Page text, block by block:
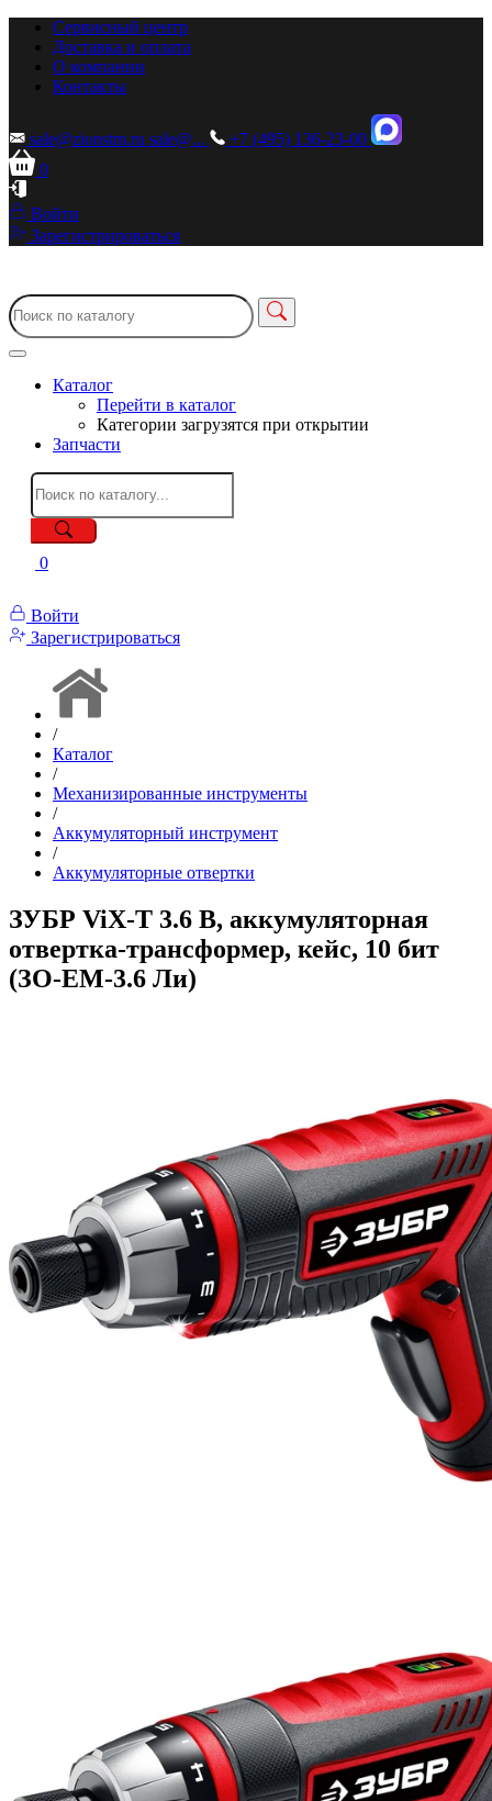
Сервисный центр
Доставка и оплата
О компании
Контакты
sale@zionstm.ru sale@...
+7 (495) 136-23-00
0
Войти
Зарегистрироваться
Каталог
Перейти в каталог
Категории загрузятся при открытии
Запчасти
0
Войти
Зарегистрироваться
/
Каталог
/
Механизированные инструменты
/
Аккумуляторный инструмент
/
Аккумуляторные отвертки
ЗУБР ViX-T 3.6 В, аккумуляторная
отвертка-трансформер, кейс, 10 бит
(ЗО-ЕМ-3.6 Ли)